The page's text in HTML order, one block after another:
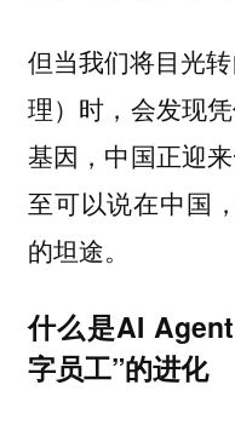
但当我们将目光
理）时，会发现
基因，中国正迎
至可以说在中国
的坦途。
什么是AI
字员工”的进化